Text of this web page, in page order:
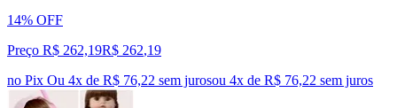
14% OFF
Preço R$ 262,19R$ 262,19
no Pix Ou 4x de R$ 76,22 sem jurosou 4x de R$ 76,22 sem juros